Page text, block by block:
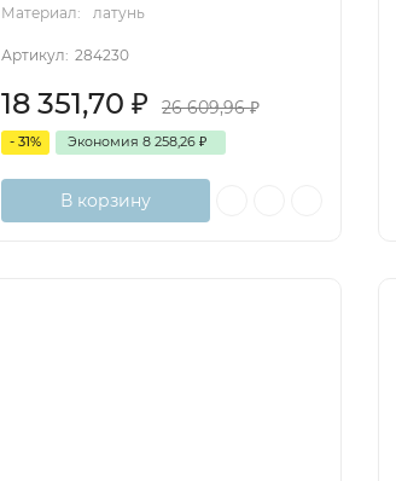
Материал:
латунь
Артикул: 284230
18 351,70 ₽ 26 609,96₽
- 31% Экономия 8 258,26 ₽
В корзину